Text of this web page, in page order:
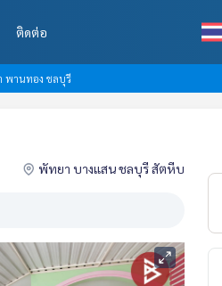
ติดต่อ
พานทอง ชลบุรี
พัทยา บางแสน ชลบุรี สัตหีบ